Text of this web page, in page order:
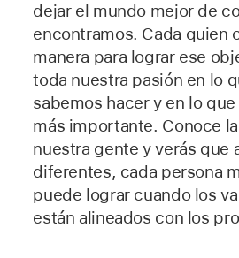
dejar el mundo mejor de
encontramos. Cada quien
manera para lograr ese
toda nuestra pasión en lo
sabemos hacer y en lo
más importante. Conoce
nuestra gente y verás que
diferentes, cada persona
puede lograr cuando los
están alineados con los